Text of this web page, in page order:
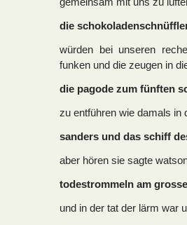
die
würden bei unseren
funken und die zeugen in
die pagode zum fünften
zu entführen wie damals in
sanders und das schiff
aber hören sie sagte
todestrommeln am
und in der tat der lärm war